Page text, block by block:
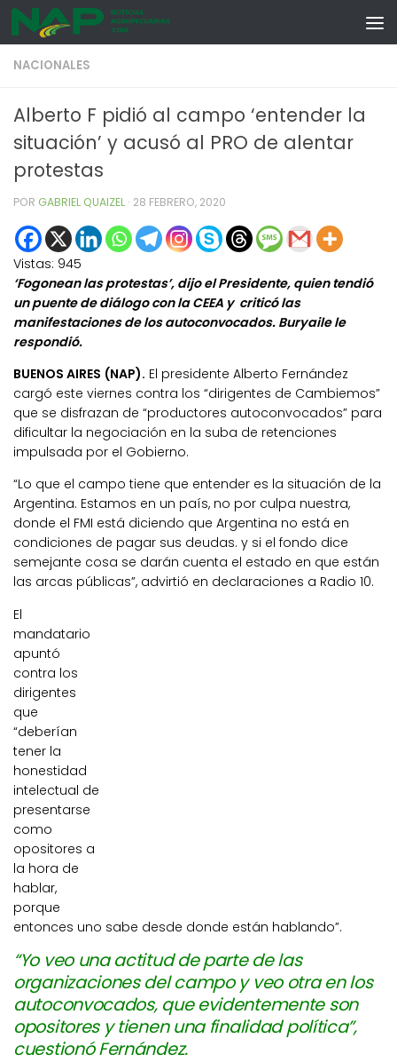
Skip to content
NACIONALES
Alberto F pidió al campo ‘entender la
situación’ y acusó al PRO de alentar
protestas
POR GABRIEL QUAIZEL · 28 FEBRERO, 2020
Vistas: 945
‘Fogonean las protestas’, dijo el Presidente, quien tendió
un puente de diálogo con la CEEA y criticó las
manifestaciones de los autoconvocados. Buryaile le
respondió.
BUENOS AIRES (NAP). El presidente Alberto Fernández
cargó este viernes contra los “dirigentes de Cambiemos”
que se disfrazan de “productores autoconvocados” para
dificultar la negociación en la suba de retenciones
impulsada por el Gobierno.
“Lo que el campo tiene que entender es la situación de la
Argentina. Estamos en un país, no por culpa nuestra,
donde el FMI está diciendo que Argentina no está en
condiciones de pagar sus deudas. y si el fondo dice
semejante cosa se darán cuenta el estado en que están
las arcas públicas”, advirtió en declaraciones a Radio 10.
El
mandatario
apuntó
contra los
dirigentes
que
“deberían
tener la
honestidad
intelectual de
presentarse
como
opositores a
la hora de
hablar,
porque
entonces uno sabe desde donde están hablando”.
“Yo veo una actitud de parte de las
organizaciones del campo y veo otra en los
autoconvocados, que evidentemente son
opositores y tienen una finalidad política”,
cuestionó Fernández.